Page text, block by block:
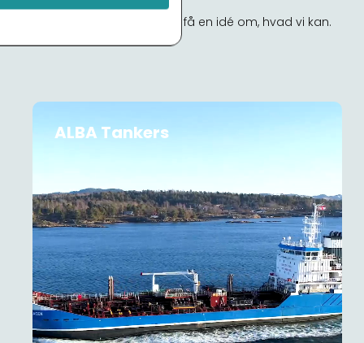
Dyk ned i vores cases, og få en idé om, hvad vi kan.
ALBA Tankers